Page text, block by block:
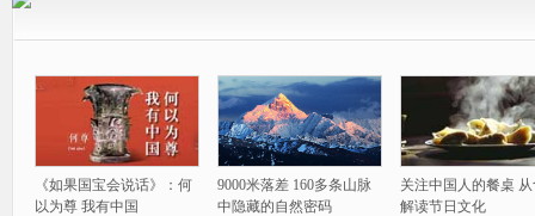
《如果国宝会说话》：何
以为尊 我有中国
9000米落差 160多条山脉
中隐藏的自然密码
关注中国人的餐桌
解读节日文化